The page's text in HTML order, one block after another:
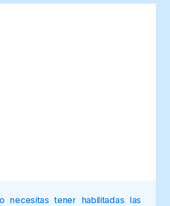
necesitas tener habilitadas las